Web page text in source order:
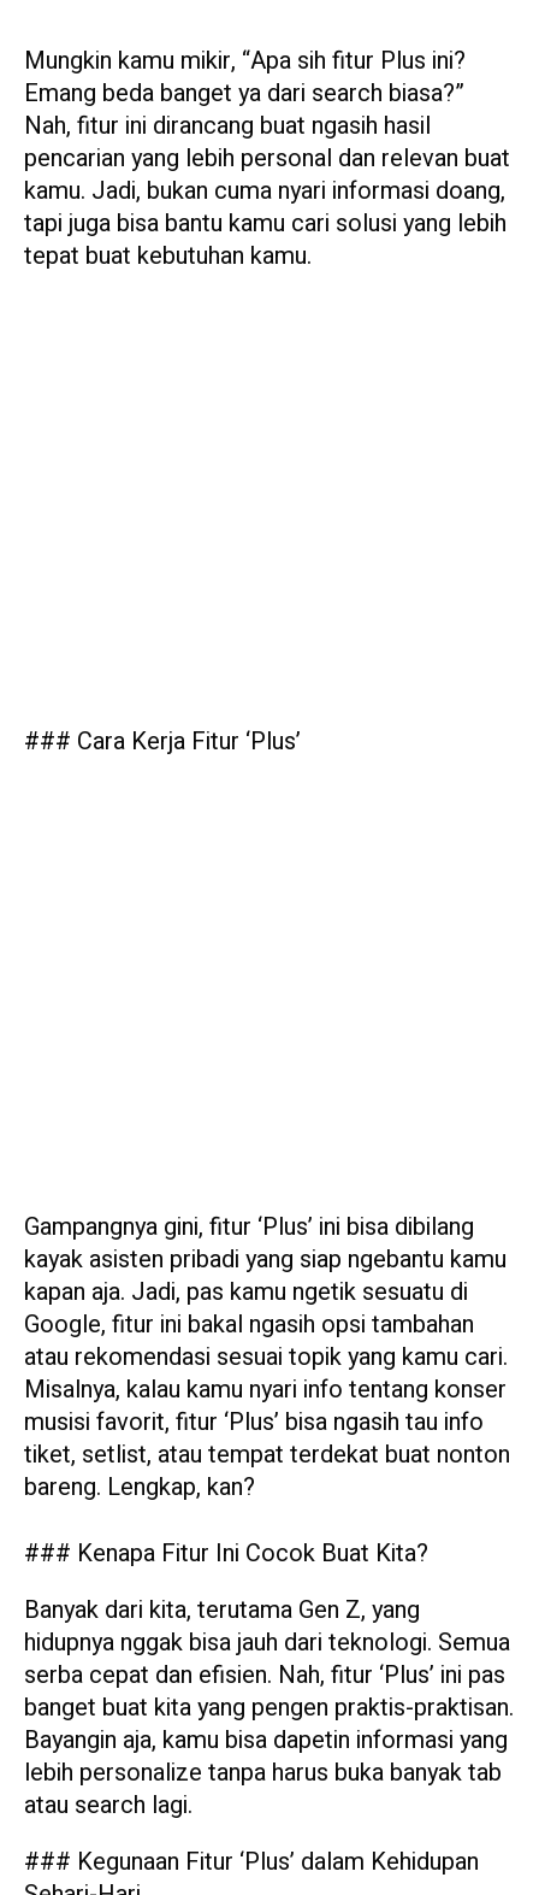
Mungkin kamu mikir, “Apa sih fitur Plus ini?
Emang beda banget ya dari search biasa?”
Nah, fitur ini dirancang buat ngasih hasil
pencarian yang lebih personal dan relevan buat
kamu. Jadi, bukan cuma nyari informasi doang,
tapi juga bisa bantu kamu cari solusi yang lebih
tepat buat kebutuhan kamu.
### Cara Kerja Fitur ‘Plus’
Gampangnya gini, fitur ‘Plus’ ini bisa dibilang
kayak asisten pribadi yang siap ngebantu kamu
kapan aja. Jadi, pas kamu ngetik sesuatu di
Google, fitur ini bakal ngasih opsi tambahan
atau rekomendasi sesuai topik yang kamu cari.
Misalnya, kalau kamu nyari info tentang konser
musisi favorit, fitur ‘Plus’ bisa ngasih tau info
tiket, setlist, atau tempat terdekat buat nonton
bareng. Lengkap, kan?
### Kenapa Fitur Ini Cocok Buat Kita?
Banyak dari kita, terutama Gen Z, yang
hidupnya nggak bisa jauh dari teknologi. Semua
serba cepat dan efisien. Nah, fitur ‘Plus’ ini pas
banget buat kita yang pengen praktis-praktisan.
Bayangin aja, kamu bisa dapetin informasi yang
lebih personalize tanpa harus buka banyak tab
atau search lagi.
### Kegunaan Fitur ‘Plus’ dalam Kehidupan